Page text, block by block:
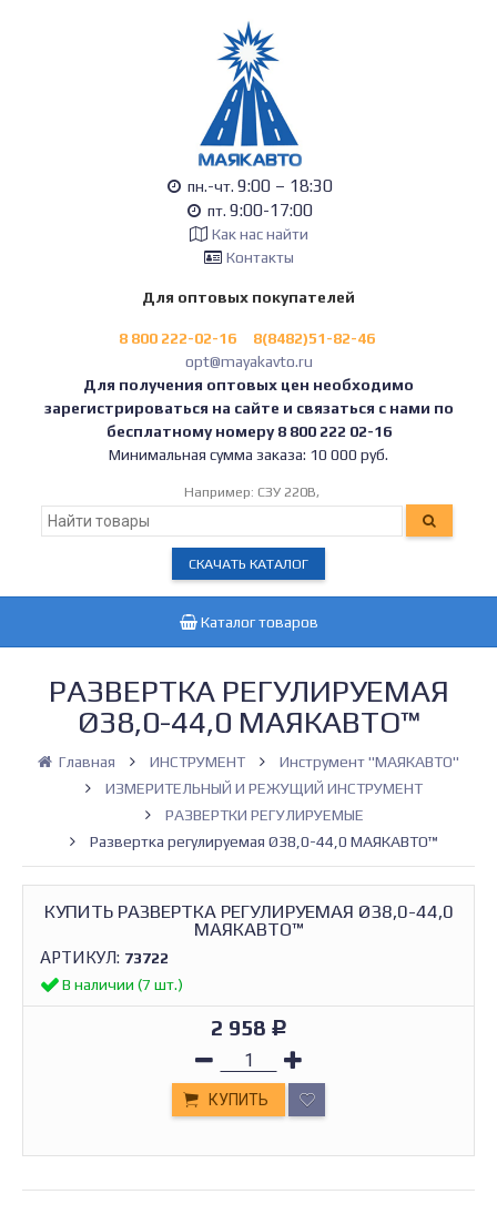
пн.-чт. 9:00 – 18:30
пт. 9:00-17:00
Как нас найти
Контакты
Для оптовых покупателей
8 800 222-02-16
8(8482)51-82-46
opt@mayakavto.ru
Для получения оптовых цен необходимо
зарегистрироваться на сайте и связаться с нами по
бесплатному номеру 8 800 222 02-16
Минимальная сумма заказа: 10 000 руб.
Например: СЗУ 220В,
СКАЧАТЬ КАТАЛОГ
Каталог товаров
РАЗВЕРТКА РЕГУЛИРУЕМАЯ
Ø38,0-44,0 МАЯКАВТО™
Главная ИНСТРУМЕНТ
Инструмент "МАЯКАВТО"
ИЗМЕРИТЕЛЬНЫЙ И РЕЖУЩИЙ ИНСТРУМЕНТ
РАЗВЕРТКИ РЕГУЛИРУЕМЫЕ
Развертка регулируемая Ø38,0-44,0 МАЯКАВТО™
КУПИТЬ РАЗВЕРТКА РЕГУЛИРУЕМАЯ Ø38,0-44,0
МАЯКАВТО™
АРТИКУЛ: 73722
В наличии (7 шт.)
2 958 Р
КУПИТЬ